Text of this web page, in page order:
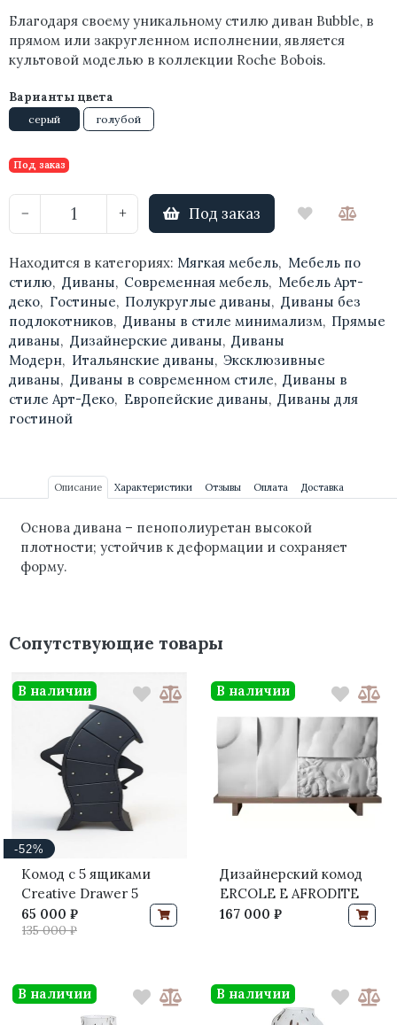
Благодаря своему уникальному стилю диван Bubble, в
прямом или закругленном исполнении, является
культовой моделью в коллекции Roche Bobois.
Варианты цвета
серый голубой
Под заказ
− + Под заказ
Находится в категориях: Мягкая мебель, Мебель по
стилю, Диваны, Современная мебель, Мебель Арт-
деко, Гостиные, Полукруглые диваны, Диваны без
подлокотников, Диваны в стиле минимализм, Прямые
диваны, Дизайнерские диваны, Диваны
Модерн, Итальянские диваны, Эксклюзивные
диваны, Диваны в современном стиле, Диваны в
стиле Арт-Деко, Европейские диваны, Диваны для
гостиной
Описание Характеристики Отзывы Оплата Доставка
Основа дивана – пенополиуретан высокой
плотности; устойчив к деформации и сохраняет
форму.
Сопутствующие товары
-52%
Комод с 5 ящиками
Creative Drawer 5
65 000 ₽
135 000 ₽
В наличии
Дизайнерский комод
ERCOLE E AFRODITE
167 000 ₽
В наличии
В наличии В наличии